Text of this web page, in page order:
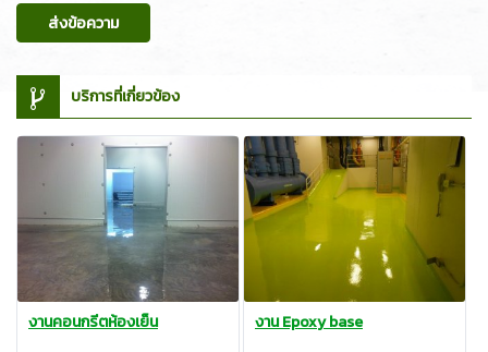
ส่งข้อความ
บริการที่เกี่ยวข้อง
งานคอนกรีตห้องเย็น งาน Epoxy base